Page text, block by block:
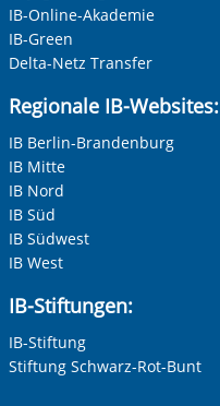
IB-Online-Akademie
IB-Green
Delta-Netz Transfer
Regionale IB-Websites:
IB Berlin-Brandenburg
IB Mitte
IB Nord
IB Süd
IB Südwest
IB West
IB-Stiftungen:
IB-Stiftung
Stiftung Schwarz-Rot-Bunt